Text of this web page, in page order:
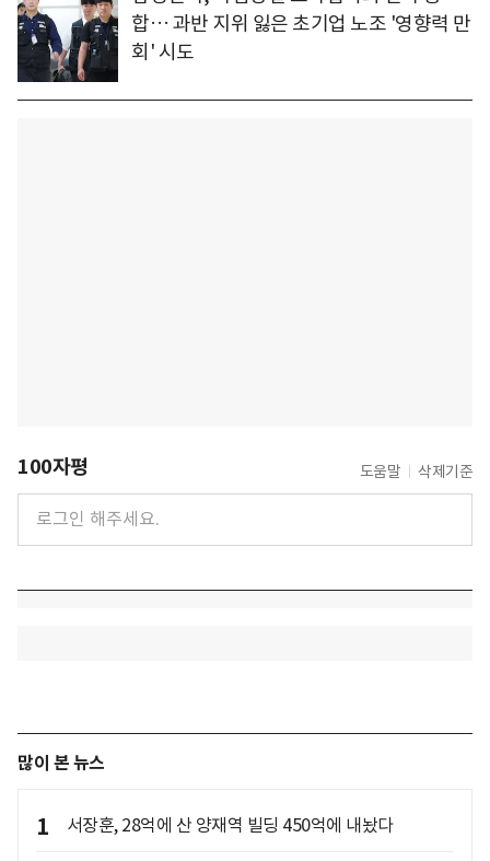
합… 과반 지위 잃은 초기업 노조 '영향력 만
회' 시도
100자평 도움말 삭제기준
많이 본 뉴스
1 서장훈, 28억에 산 양재역 빌딩 450억에 내놨다